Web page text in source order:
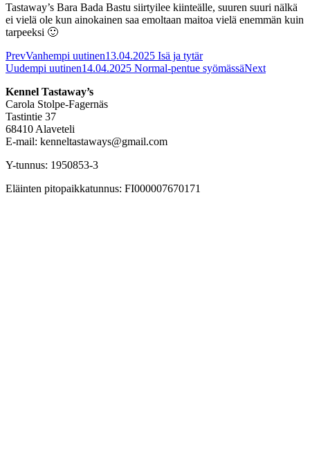
Tastaway’s Bara Bada Bastu siirtyilee kiinteälle, suuren suuri nälkä
ei vielä ole kun ainokainen saa emoltaan maitoa vielä enemmän kuin
tarpeeksi 🙂
PrevVanhempi uutinen13.04.2025 Isä ja tytär
Uudempi uutinen14.04.2025 Normal-pentue syömässäNext
Kennel Tastaway’s
Carola Stolpe-Fagernäs
Tastintie 37
68410 Alaveteli
E-mail: kenneltastaways@gmail.com
Y-tunnus: 1950853-3
Eläinten pitopaikkatunnus: FI000007670171